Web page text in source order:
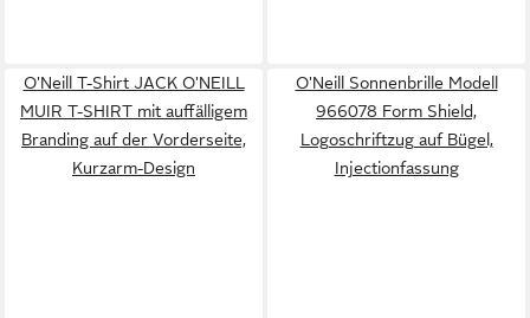
O'Neill T-Shirt JACK O'NEILL
MUIR T-SHIRT mit auffälligem
Branding auf der Vorderseite,
Kurzarm-Design
O'Neill Sonnenbrille Modell
966078 Form Shield,
Logoschriftzug auf Bügel,
Injectionfassung